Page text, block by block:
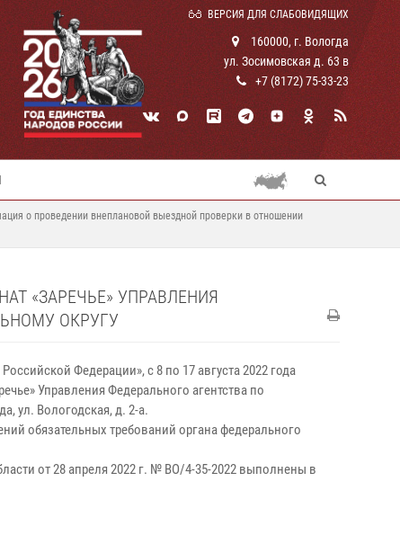
ВЕРСИЯ ДЛЯ СЛАБОВИДЯЩИХ
160000, г. Вологда
ул. Зосимовская д. 63 в
+7 (8172) 75-33-23
о проведении внеплановой выездной проверки в отношении
«ЗАРЕЧЬЕ» УПРАВЛЕНИЯ
ОКРУГУ
Федерации», с 8 по 17 августа 2022 года
Управления Федерального агентства по
ул. Вологодская, д. 2-а.
обязательных требований органа федерального
от 28 апреля 2022 г. № ВО/4-35-2022 выполнены в